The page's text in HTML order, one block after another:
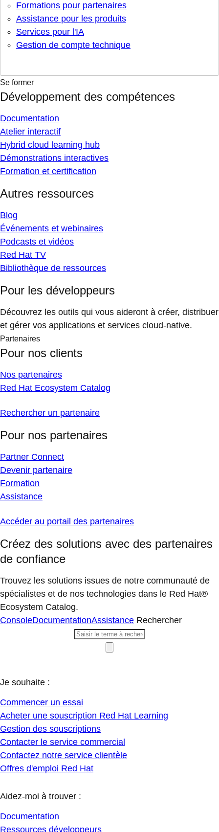
Formations pour partenaires
Assistance pour les produits
Services pour l'IA
Gestion de compte technique
Se former
Développement des compétences
Documentation
Atelier interactif
Hybrid cloud learning hub
Démonstrations interactives
Formation et certification
Autres ressources
Blog
Événements et webinaires
Podcasts et vidéos
Red Hat TV
Bibliothèque de ressources
Pour les développeurs
Découvrez les outils qui vous aideront à créer, distribuer
et gérer vos applications et services cloud-native.
Partenaires
Pour nos clients
Nos partenaires
Red Hat Ecosystem Catalog
Rechercher un partenaire
Pour nos partenaires
Partner Connect
Devenir partenaire
Formation
Assistance
Accéder au portail des partenaires
Créez des solutions avec des partenaires
de confiance
Trouvez les solutions issues de notre communauté de
spécialistes et de nos technologies dans le Red Hat®
Ecosystem Catalog.
ConsoleDocumentationAssistance Rechercher
Je souhaite :
Commencer un essai
Acheter une souscription Red Hat Learning
Gestion des souscriptions
Contacter le service commercial
Contactez notre service clientèle
Offres d'emploi Red Hat
Aidez-moi à trouver :
Documentation
Ressources développeurs